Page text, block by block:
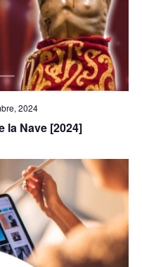
2024
la Nave [2024]